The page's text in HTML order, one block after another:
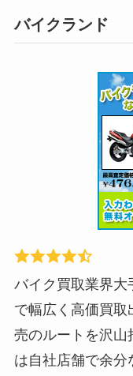
バイクランド
バイク買取業界大
で幅広く高価買取
売のルートを沢山
は自社店舗で余